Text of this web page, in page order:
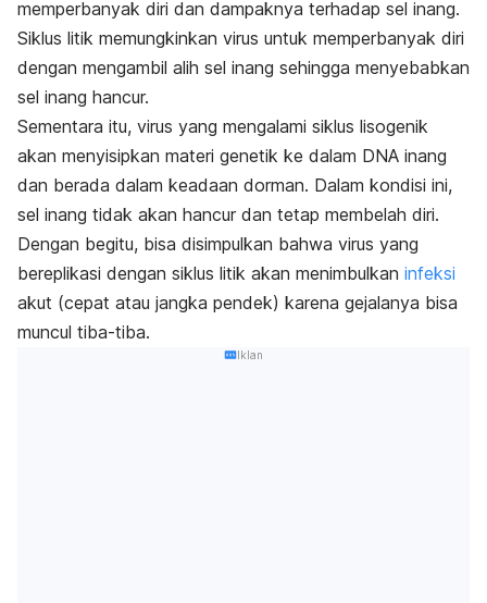
memperbanyak diri dan dampaknya terhadap sel inang.
Siklus litik memungkinkan virus untuk memperbanyak diri
dengan mengambil alih sel inang sehingga menyebabkan
sel inang hancur.
Sementara itu, virus yang mengalami siklus lisogenik
akan menyisipkan materi genetik ke dalam DNA inang
dan berada dalam keadaan dorman. Dalam kondisi ini,
sel inang tidak akan hancur dan tetap membelah diri.
Dengan begitu, bisa disimpulkan bahwa virus yang
bereplikasi dengan siklus litik akan menimbulkan infeksi
akut (cepat atau jangka pendek) karena gejalanya bisa
muncul tiba-tiba.
Iklan